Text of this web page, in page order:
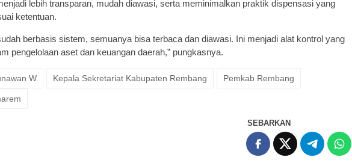
lebih transparan, mudah diawasi, serta meminimalkan praktik dispensasi yang
ketentuan.
berbasis sistem, semuanya bisa terbaca dan diawasi. Ini menjadi alat kontrol yang
pengelolaan aset dan keuangan daerah,” pungkasnya.
W Kepala Sekretariat Kabupaten Rembang Pemkab Rembang
SEBARKAN